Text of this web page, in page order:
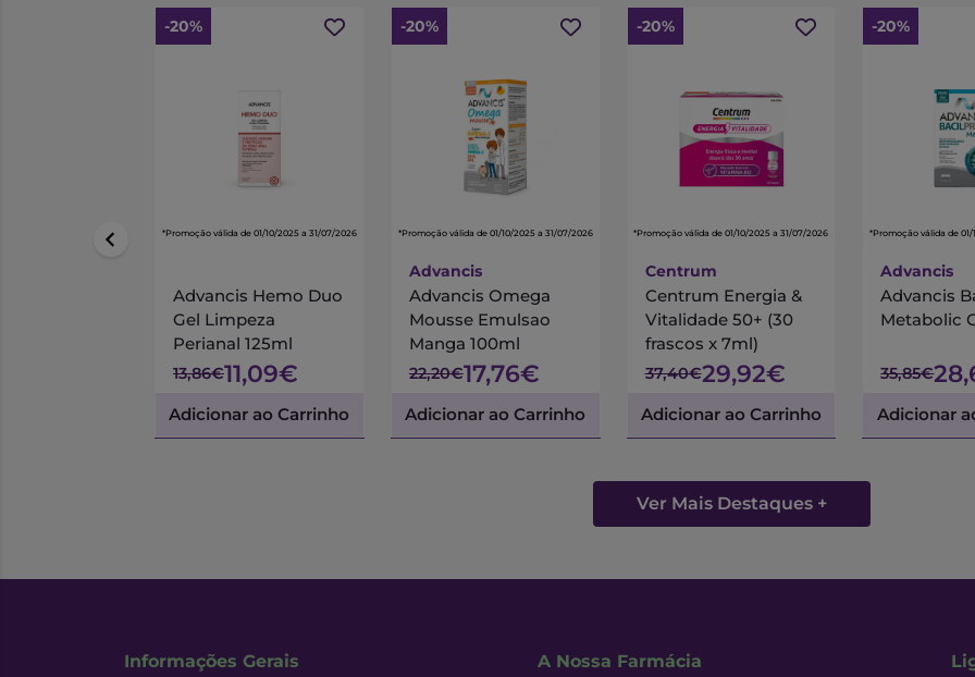
-20%
*Promoção válida de 01/10/2025 a 31/07/2026
Advancis Hemo Duo
Gel Limpeza
Perianal 125ml
13,86€11,09€
Adicionar ao Carrinho
-20%
*Promoção válida de 01/10/2025 a 31/07/2026
Advancis
Advancis Omega
Mousse Emulsao
Manga 100ml
22,20€17,76€
Adicionar ao Carrinho
-20%
*Promoção válida de 01/10/2025 a 31/07/2026
Centrum
Centrum Energia &
Vitalidade 50+ (30
frascos x 7ml)
37,40€29,92€
Adicionar ao Carrinho
-20%
*Promoção válida de
Advancis
Advancis
Metabolic
35,85€
Adicionar
Ver Mais Destaques +
Informações Gerais A Nossa Farmácia